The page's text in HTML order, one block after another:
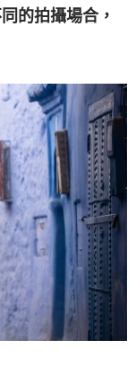
的拍攝場合，